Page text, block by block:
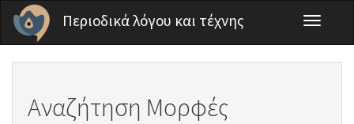
Παράκαμψη προς το κυρίως περιεχόμενο
Περιοδικά λόγου και τέχνης
Toggle
Αναζήτηση Μορφές